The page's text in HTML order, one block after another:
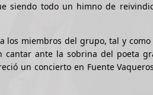
siendo todo un himno de
los miembros del grupo, tal y
cantar ante la sobrina del poeta
un concierto en Fuente